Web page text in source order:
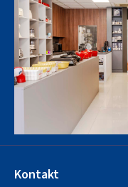
Kontakt